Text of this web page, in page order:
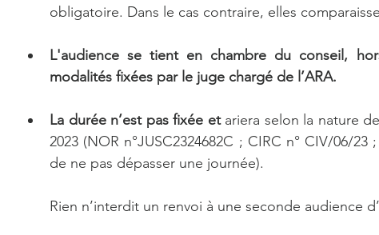
obligatoire. Dans le cas contraire, elles
L'audience se tient en chambre du conseil,
modalités fixées par le juge chargé de l’ARA.
La durée n’est pas fixée et ariera selon la nature
2023 (NOR n°JUSC2324682C ; CIRC n° CIV/06/23
de ne pas dépasser une journée).
Rien n’interdit un renvoi à une seconde audience